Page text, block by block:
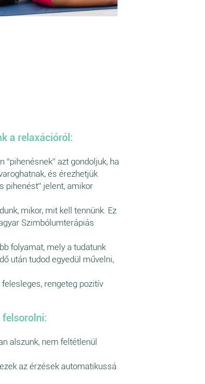
a relaxációról:
azt gondoljuk, ha
és érezhetjük
pihenést” jelent, amikor
mikor, mit kell tennünk. Ez
Szimbólumterápiás
folyamat, mely a tudatunk
után tudod egyedül művelni,
rengeteg pozitív
felsorolni:
alszunk, nem feltétlenül
az érzések automatikussá